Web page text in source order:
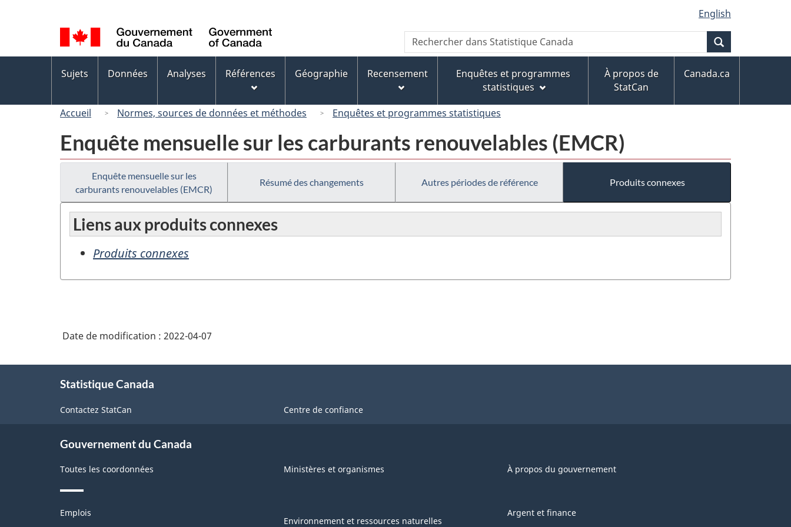
au
contenu
principal
« À
propos
de
ce
version
HTML
simplifiée
de
la
langue
English
Canada
Recherche
Rechercher
dans
Canada
des
Sujets Données Analyses Références Géographie Recensement
Enquêtes et programmes
statistiques
À propos de
StatCan
Canada.ca
Accueil Normes, sources de données et méthodes Enquêtes et programmes statistiques
Enquête mensuelle sur les carburants renouvelables (EMCR)
Enquête mensuelle sur les
carburants renouvelables (EMCR)
Résumé des changements Autres périodes de référence Produits connexes
Liens aux produits connexes
Produits connexes
Date de modification : 2022-04-07
Statistique Canada
Contactez StatCan Centre de confiance
Gouvernement du Canada
Toutes les coordonnées Ministères et organismes À propos du gouvernement
Thèmes
Emplois
Environnement et ressources naturelles
Argent et finance